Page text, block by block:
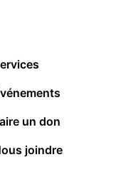
un don
joindre